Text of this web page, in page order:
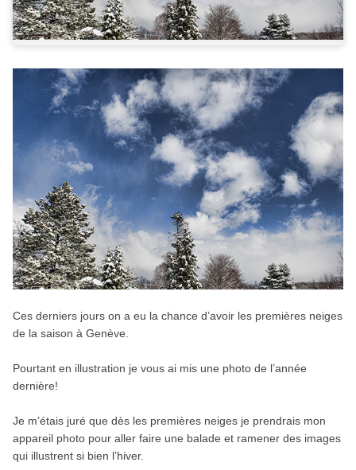
Ces derniers jours on a eu la chance d’avoir les premières neiges
de la saison à Genève.
Pourtant en illustration je vous ai mis une photo de l’année
dernière!
Je m’étais juré que dès les premières neiges je prendrais mon
appareil photo pour aller faire une balade et ramener des images
qui illustrent si bien l’hiver.